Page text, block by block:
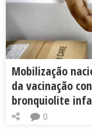
Mobilização
da vacinação
bronquiolite
0